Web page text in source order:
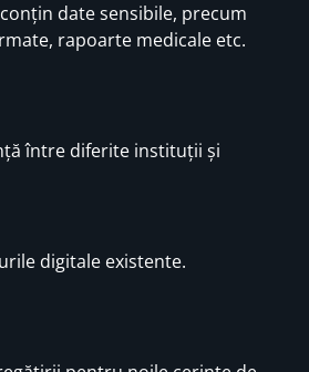
date sensibile, precum
rapoarte medicale etc.
între diferite instituții și
digitale existente.